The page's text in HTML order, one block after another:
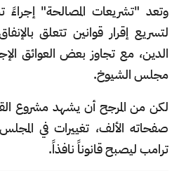
وتعد "تشريعات المصالحة"
لتسريع إقرار قوانين تتعلق
الدين، مع تجاوز بعض العوائق
مجلس الشيوخ.
لكن من المرجح أن يشهد مشروع
صفحاته الألف، تغييرات في
ترامب ليصبح قانوناً نافذاً.